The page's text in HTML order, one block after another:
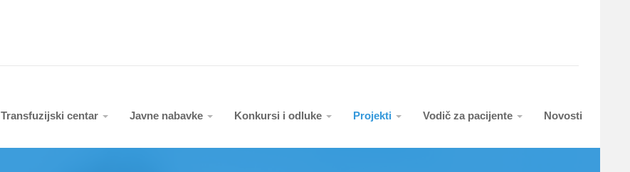
Transfuzijski centar Javne nabavke Konkursi i odluke Projekti Vodič za pacijente Novosti